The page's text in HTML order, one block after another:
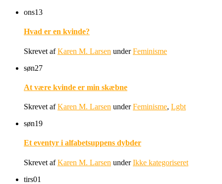
ons13
Hvad er en kvinde?
Skrevet afKaren M. Larsen underFeminisme
søn27
At være kvinde er min skæbne
Skrevet afKaren M. Larsen underFeminisme, Lgbt
søn19
Et eventyr i alfabetsuppens dybder
Skrevet afKaren M. Larsen underIkke kategoriseret
tirs01